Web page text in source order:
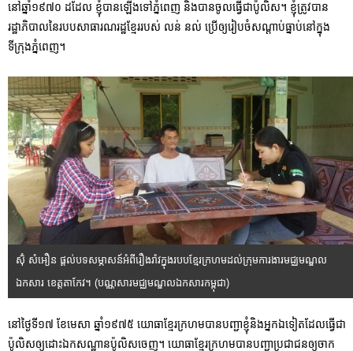
នៅឆ្នាំ១៩៧០ ដដែល ខ្ញុំបានឡើងទៅភ្នំពេញ និងបានចូលធ្វើជាប៉ូលិស។ ខ្ញុំត្រូវបាន
រដ្ឋាភិបាលនៃរបបសាធារណរដ្ឋខ្មែររបស់ លន់ នល់ ប្រើឲ្យរៀបចំសណ្ដាប់ធ្នាប់នៅក្នុង
ទីក្រុងភ្នំពេញ។
ស៊ុំ សំអឿន ផ្តល់បទសម្ភាសន៍អំពីរឿងរ៉ាវក្នុងរបបខ្មែរក្រហមដល់ក្រុមការងារមជ្ឈមណ្ឌល
ឯកសារ ខេត្តតាកែវ។ (បណ្ណសារមជ្ឈមណ្ឌលឯកសារកម្ពុជា)
នៅថ្ងៃទី១៧ ខែមេសា ឆ្នាំ១៩៧៥ យោធាខ្មែរក្រហមបានបញ្ជាខ្ញុំនិងអ្នកឯទៀតដែលធ្វើជា
ប៉ូលិសឲ្យដោះឯកសណ្ឋានប៉ូលិសចេញ។ យោធាខ្មែរក្រហមបានបញ្ជាប្រជាជនឲ្យចាក